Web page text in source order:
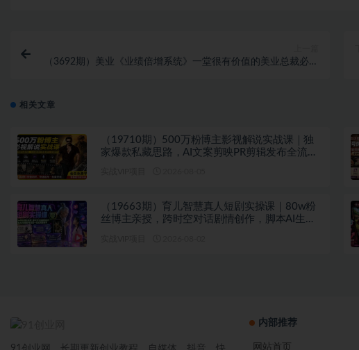
（3692期）美业《业绩倍增系统》一堂很有价值的美业总裁必修
相关文章
（19710期）500万粉博主影视解说实战课｜独
家爆款私藏思路，AI文案剪映PR剪辑发布全流程
（19663期）育儿智慧真人短剧实操课｜80w粉
丝博主亲授，跨时空对话剧情创作，脚本AI生图
内部推荐
网站首页